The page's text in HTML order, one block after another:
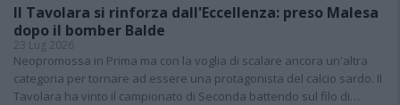
Il Tavolara si rinforza dall'Eccellenza: preso Malesa
dopo il bomber Balde
23 Lug 2026
Neopromossa in Prima ma con la voglia di scalare ancora un'altra
categoria per tornare ad essere una protagonista del calcio sardo. Il
Tavolara ha vinto il campionato di Seconda battendo sul filo di…